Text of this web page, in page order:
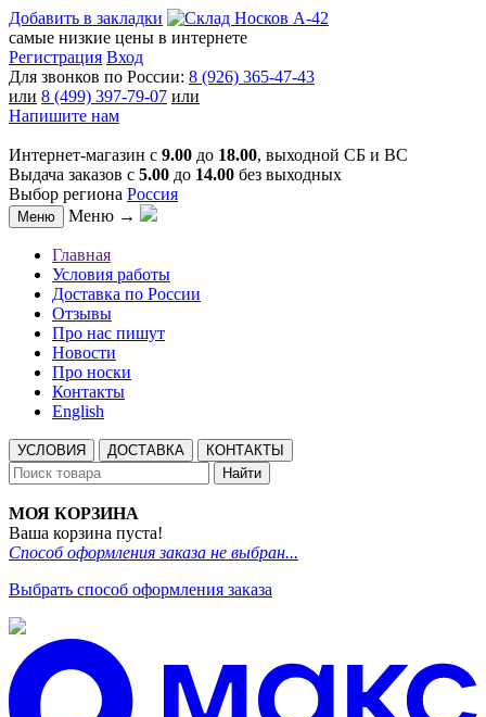
Добавить в закладки
самые низкие цены в интернете
Регистрация Вход
Для звонков по России: 8 (926) 365-47-43
или 8 (499) 397-79-07 или
Напишите нам
Интернет-магазин с 9.00 до 18.00, выходной СБ и ВС
Выдача заказов с 5.00 до 14.00 без выходных
Выбор региона Россия
Меню Меню →
Главная
Условия работы
Доставка по России
Отзывы
Про нас пишут
Новости
Про носки
Контакты
English
УСЛОВИЯ ДОСТАВКА
КОНТАКТЫ
Найти
МОЯ КОРЗИНА
Ваша корзина пуста!
Способ оформления заказа не выбран...
Выбрать способ оформления заказа